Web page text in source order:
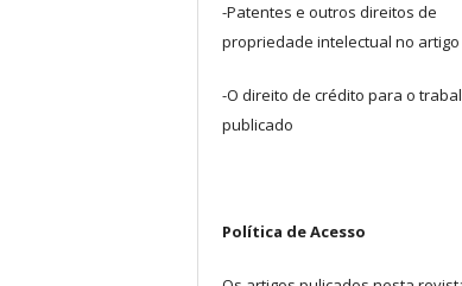
-Patentes e outros direitos de
propriedade intelectual no artigo
-O direito de crédito para o
publicado
Política de Acesso